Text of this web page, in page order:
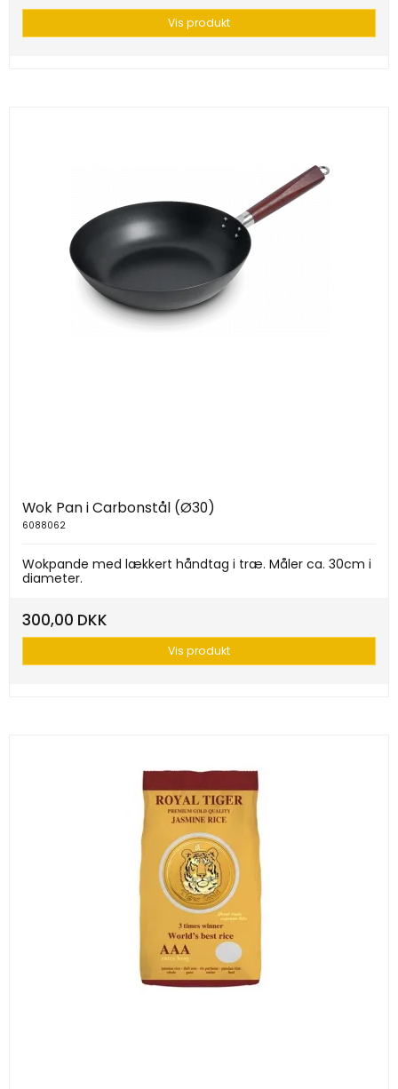
Vis produkt
Wok Pan i Carbonstål (Ø30)
6088062
Wokpande med lækkert håndtag i træ. Måler ca. 30cm i
diameter.
300,00 DKK
Vis produkt